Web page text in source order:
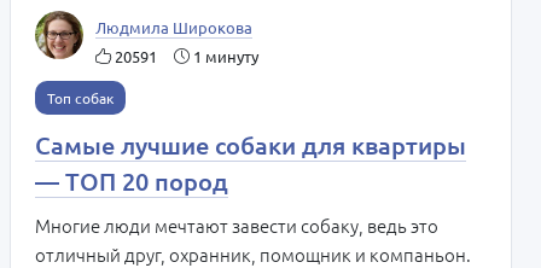
Людмила Широкова
20591
1 минуту
Топ собак
Самые лучшие собаки для квартиры
— ТОП 20 пород
Многие люди мечтают завести собаку, ведь это
отличный друг, охранник, помощник и компаньон.